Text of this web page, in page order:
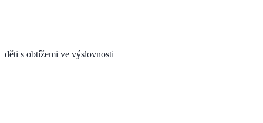
děti s obtížemi ve výslovnosti